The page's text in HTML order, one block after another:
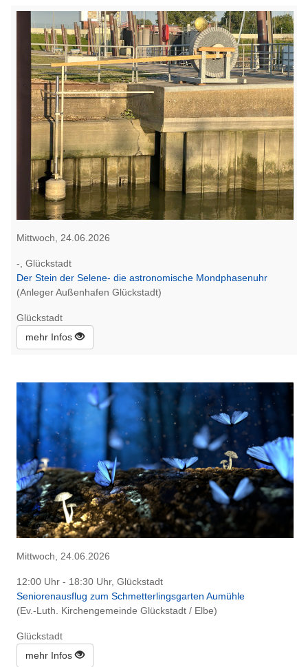
Mittwoch, 24.06.2026
-, Glückstadt
Der Stein der Selene- die astronomische Mondphasenuhr
(Anleger Außenhafen Glückstadt)
Glückstadt
mehr Infos
Mittwoch, 24.06.2026
12:00 Uhr - 18:30 Uhr, Glückstadt
Seniorenausflug zum Schmetterlingsgarten Aumühle
(Ev.-Luth. Kirchengemeinde Glückstadt / Elbe)
Glückstadt
mehr Infos